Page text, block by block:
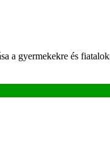
a gyermekekre és